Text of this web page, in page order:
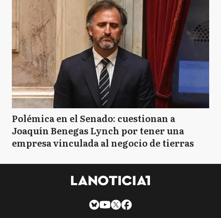
Polémica en el Senado: cuestionan a
Joaquín Benegas Lynch por tener una
empresa vinculada al negocio de tierras